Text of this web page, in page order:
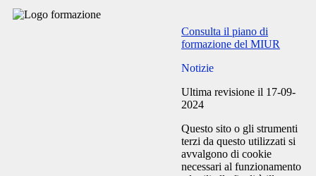
Consulta il piano di
formazione del MIUR
Notizie
Ultima revisione il 17-09-
2024
Questo sito o gli strumenti
terzi da questo utilizzati si
avvalgono di cookie
necessari al funzionamento